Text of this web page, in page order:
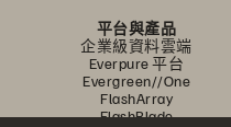
平台與產品
企業級資料雲端
Everpure 平台
Evergreen//One
FlashArray
FlashBlade